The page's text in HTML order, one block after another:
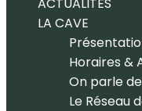
LA CAVE
Horaires &
On parle
Le Réseau